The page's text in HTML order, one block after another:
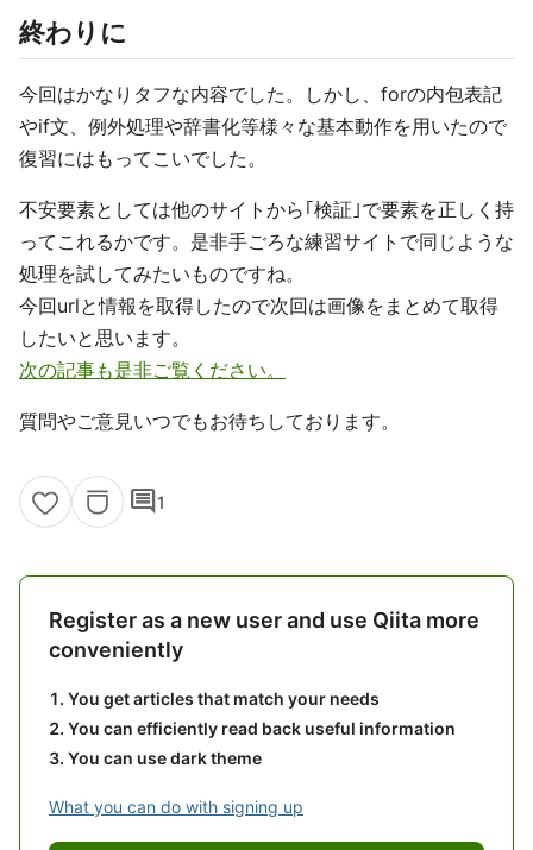
終わりに
今回はかなりタフな内容でした。しかし、forの内包表記
やif文、例外処理や辞書化等様々な基本動作を用いたので
復習にはもってこいでした。
不安要素としては他のサイトから｢検証｣で要素を正しく持
ってこれるかです。是非手ごろな練習サイトで同じような
処理を試してみたいものですね。
今回urlと情報を取得したので次回は画像をまとめて取得
したいと思います。
次の記事も是非ご覧ください。
質問やご意見いつでもお待ちしております。
comment1
Register as a new user and use Qiita more
conveniently
You get articles that match your needs
You can efficiently read back useful information
You can use dark theme
What you can do with signing up